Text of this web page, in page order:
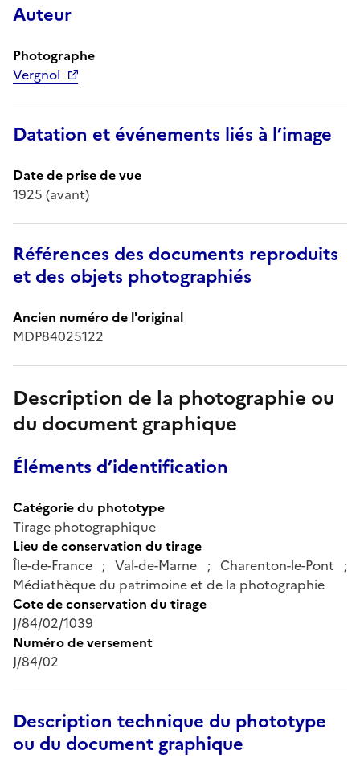
Auteur
Photographe
Vergnol
Datation et événements liés à l’image
Date de prise de vue
1925 (avant)
Références des documents reproduits
et des objets photographiés
Ancien numéro de l'original
MDP84025122
Description de la photographie ou
du document graphique
Éléments d’identification
Catégorie du phototype
Tirage photographique
Lieu de conservation du tirage
Île-de-France ; Val-de-Marne ; Charenton-le-Pont ;
Médiathèque du patrimoine et de la photographie
Cote de conservation du tirage
J/84/02/1039
Numéro de versement
J/84/02
Description technique du phototype
ou du document graphique